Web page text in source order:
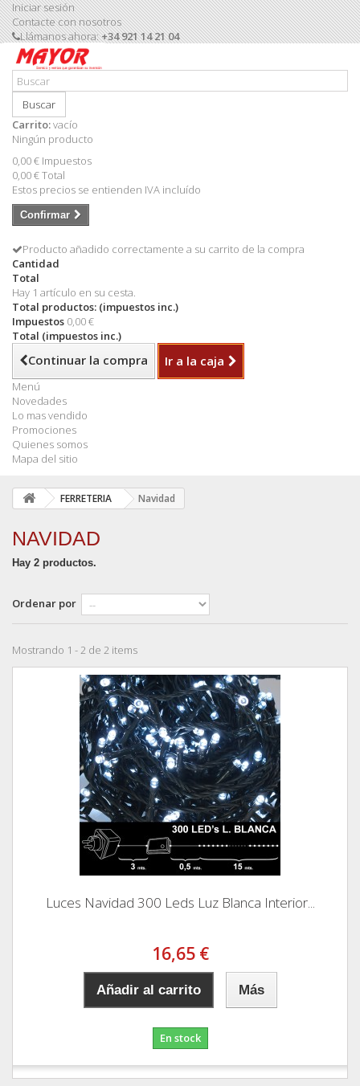
Iniciar sesión
Contacte con nosotros
Llámanos ahora:+34 921 14 21 04
Buscar
Carrito:vacío
Ningún producto
0,00 € Impuestos
0,00 €Total
Estos precios se entienden IVA incluído
Confirmar
Producto añadido correctamente a su carrito de la compra
Cantidad
Total
Hay 1 artículo en su cesta.
Total productos: (impuestos inc.)
Impuestos 0,00 €
Total (impuestos inc.)
Continuar la compra Ir a la caja
Menú
Novedades
Lo mas vendido
Promociones
Quienes somos
Mapa del sitio
FERRETERIA Navidad
NAVIDAD
Hay 2 productos.
Ordenar por
Mostrando 1 - 2 de 2 items
Luces Navidad 300 Leds Luz Blanca Interior...
16,65 €
Añadir al carrito Más
En stock